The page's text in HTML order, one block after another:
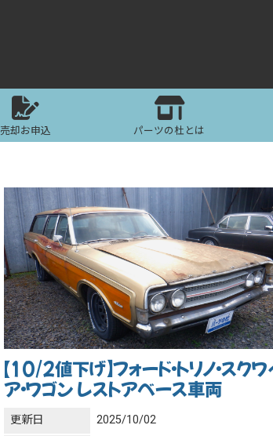
売却お申込 パーツの杜とは
【10/2値下げ】フォード・トリノ・スクワ
ア・ワゴン レストアベース車両
更新日 2025/10/02